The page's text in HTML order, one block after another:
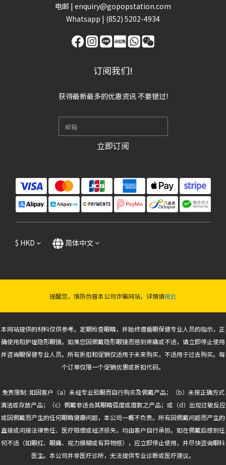
电邮 | enquiry@gopopstation.com
Whatsapp | (852) 5202-4934
订阅我们!
获得最新最多的优惠资讯 不要错过!
立即订阅
$ HKD 简体中文
提醒您，慎防伪冒本公司诈骗网站，详情请按此
本网站提供的材料仅供参考。定期检查眼睛，并始终遵循眼保健专业人员的指示，正
确使用和护理隐形眼镜。如果您因佩戴隐形眼镜而感到疼痛或不适，请立即停止使用
并咨询眼保健专业人员。所有折扣和促销仅适用于未来购买，不适用于过去购买。每
个订单仅限一个促销优惠或折扣代码。
免责限制: 如因客户（a）未经专业验眼而自行购买及佩戴产品；（b）未按正确方式
清洁或存放产品；（c）佩戴非适合其眼睛弧度或度数之产品；或（d）出现过敏反应
或因佩戴而产生的任何眼睛健康问题，本公司一概不负责。所有因佩戴问题而产生的
直接或间接法律责任、医疗赔偿或经济损失，均由客户自行承担。如在佩戴后感到任
何不适（如眼红、眼痛、视力模糊或有异物感），应立即停止使用，并尽快咨询眼科
医生。本公司并非医疗诊所，无法提供专业诊断或医疗建议。